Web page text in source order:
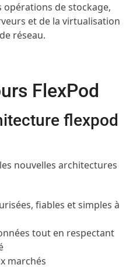
opérations de stockage,
et de la virtualisation
réseau.
FlexPod
flexpod
nouvelles architectures
fiables et simples à
tout en respectant
marchés